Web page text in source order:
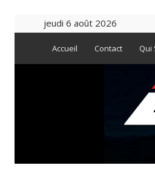
jeudi 6 août 2026
Accueil Contact Qui